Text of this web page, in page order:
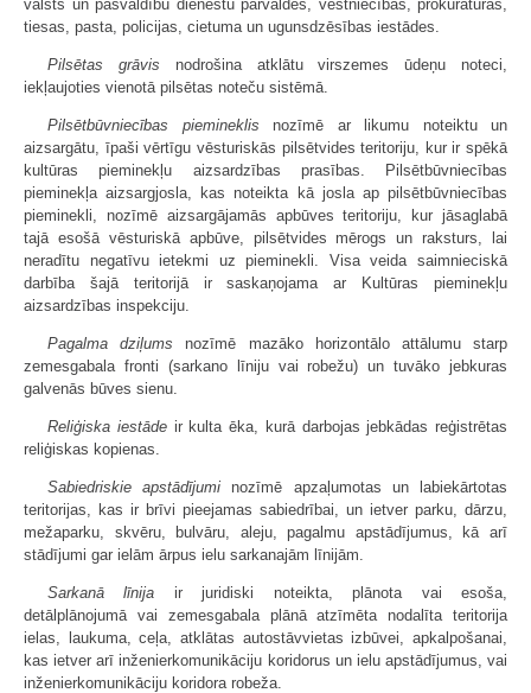
valsts un pašvaldību dienestu pārvaldes, vēstniecības, prokuratūras,
tiesas, pasta, policijas, cietuma un ugunsdzēsības iestādes.
Pilsētas grāvis nodrošina atklātu virszemes ūdeņu noteci,
iekļaujoties vienotā pilsētas noteču sistēmā.
Pilsētbūvniecības piemineklis nozīmē ar likumu noteiktu un
aizsargātu, īpaši vērtīgu vēsturiskās pilsētvides teritoriju, kur ir spēkā
kultūras pieminekļu aizsardzības prasības. Pilsētbūvniecības
pieminekļa aizsargjosla, kas noteikta kā josla ap pilsētbūvniecības
pieminekli, nozīmē aizsargājamās apbūves teritoriju, kur jāsaglabā
tajā esošā vēsturiskā apbūve, pilsētvides mērogs un raksturs, lai
neradītu negatīvu ietekmi uz pieminekli. Visa veida saimnieciskā
darbība šajā teritorijā ir saskaņojama ar Kultūras pieminekļu
aizsardzības inspekciju.
Pagalma dziļums nozīmē mazāko horizontālo attālumu starp
zemesgabala fronti (sarkano līniju vai robežu) un tuvāko jebkuras
galvenās būves sienu.
Reliģiska iestādeir kulta ēka, kurā darbojas jebkādas reģistrētas
reliģiskas kopienas.
Sabiedriskie apstādījumi nozīmē apzaļumotas un labiekārtotas
teritorijas, kas ir brīvi pieejamas sabiedrībai, un ietver parku, dārzu,
mežaparku, skvēru, bulvāru, aleju, pagalmu apstādījumus, kā arī
stādījumi gar ielām ārpus ielu sarkanajām līnijām.
Sarkanā līnija ir juridiski noteikta, plānota vai esoša,
detālplānojumā vai zemesgabala plānā atzīmēta nodalīta teritorija
ielas, laukuma, ceļa, atklātas autostāvvietas izbūvei, apkalpošanai,
kas ietver arī inženierkomunikāciju koridorus un ielu apstādījumus, vai
inženierkomunikāciju koridora robeža.